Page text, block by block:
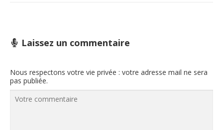
Laissez un commentaire
Nous respectons votre vie privée : votre adresse mail ne sera
pas publiée.